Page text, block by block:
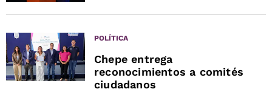
POLÍTICA
Chepe entrega
reconocimientos a comités
ciudadanos